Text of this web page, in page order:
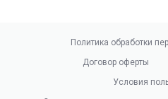
Политика обработки
Договор оферты
Условия